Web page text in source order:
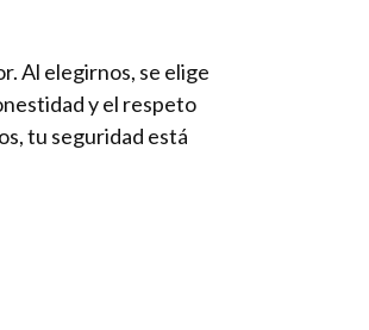
Al elegirnos, se elige
y el respeto
tu seguridad está